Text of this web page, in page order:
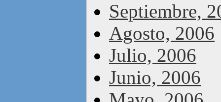
Septiembre,
Agosto, 2006
Julio, 2006
Junio, 2006